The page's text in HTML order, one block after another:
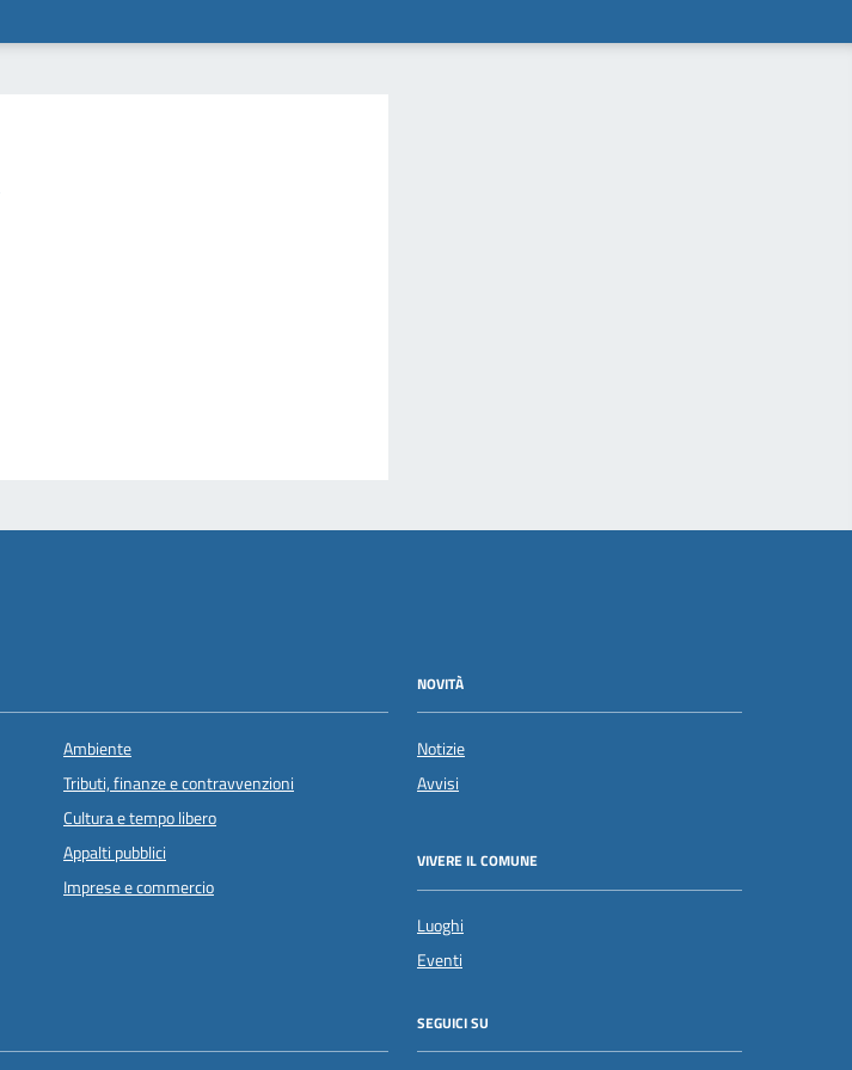
Ambiente
Tributi, finanze e contravvenzioni
Cultura e tempo libero
Appalti pubblici
Imprese e commercio
NOVITÀ
Notizie
Avvisi
VIVERE IL COMUNE
Luoghi
Eventi
SEGUICI SU